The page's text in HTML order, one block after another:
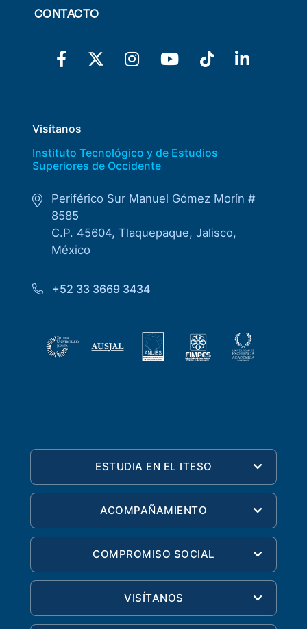
CONTACTO
Visítanos
Instituto Tecnológico y de Estudios
Superiores de Occidente
Periférico Sur Manuel Gómez Morín #
8585
C.P. 45604, Tlaquepaque, Jalisco,
México
+52 33 3669 3434
ESTUDIA EN EL ITESO
ACOMPAÑAMIENTO
COMPROMISO SOCIAL
VISÍTANOS